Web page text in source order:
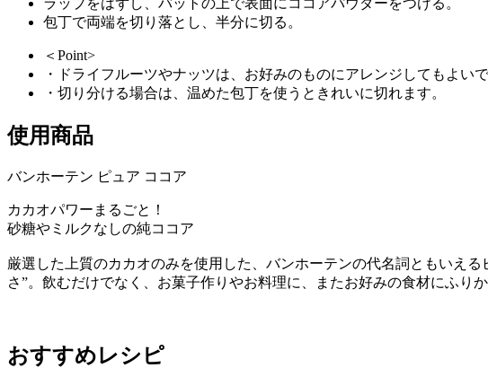
ラップをはずし、バットの上で表面にココアパウダーをつける。
包丁で両端を切り落とし、半分に切る。
＜Point>
・ドライフルーツやナッツは、お好みのものにアレンジしてもよいで
・切り分ける場合は、温めた包丁を使うときれいに切れます。
使用商品
バンホーテン ピュア ココア
カカオパワーまるごと！
砂糖やミルクなしの純ココア
厳選した上質のカカオのみを使用した、バンホーテンの代名詞ともいえ
さ”。飲むだけでなく、お菓子作りやお料理に、またお好みの食材にふり
おすすめレシピ